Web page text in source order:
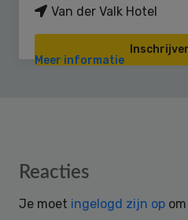
Van der Valk Hotel
Meer informatie
Reader
Reacties
Je moet ingelogd zijn op